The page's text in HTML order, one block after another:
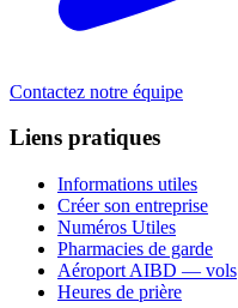
Contactez notre équipe
Liens pratiques
Informations utiles
Créer son entreprise
Numéros Utiles
Pharmacies de garde
Aéroport AIBD — vols
Heures de prière